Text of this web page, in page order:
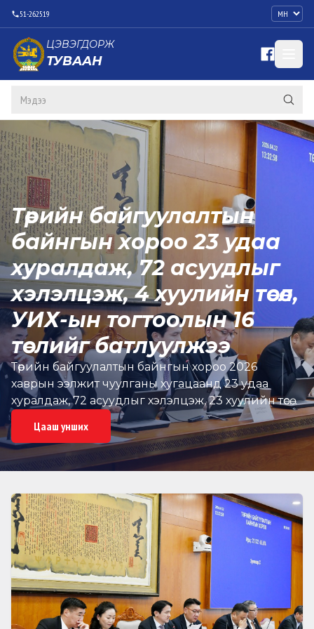
51-262519
ЦЭВЭГДОРЖ
ТУВААН
Төрийн байгуулалтын
байнгын хороо 23 удаа
хуралдаж, 72 асуудлыг
хэлэлцэж, 4 хуулийн төсөл,
УИХ-ын тогтоолын 16
төслийг батлуулжээ
Төрийн байгуулалтын байнгын хороо 2026
хаврын ээлжит чуулганы хугацаанд 23 удаа
хуралдаж, 72 асуудлыг хэлэлцэж, 23 хуулийн төсөл,
Улсын Их Хурлын 16 тогтоолын төслийг нэгдсэн
хуралдаанаар хэлэлцүүлэх бэлтгэл ханган
ажиллажээ, Эдгээрээс 4 хуулийн төсөл, Улсын Их
Хурлын тогтоолын 16 төслийг нэгдсэн
байгууллагын 5 тайлан, мэдээллийг хэлэлцэн
шийдвэрлэн, Байнгын хорооны 9 тогтоол
баталсан байна.Төрийн байгуулалтын байнгын
хорооны эрхлэх асуудлын хүрээнд Монгол Улсын
засаг захиргаа, нутаг дэвсгэрийн нэгж, түүний
удирдлагын тухай хуульд өөрчлөлт оруулах тухай,
Монгол Улсын Их Хурлын чуулганы хуралдааны
дэгийн тухай хуульд нэмэлт, өөрчлөлт оруулах тухай,
Цааш унших